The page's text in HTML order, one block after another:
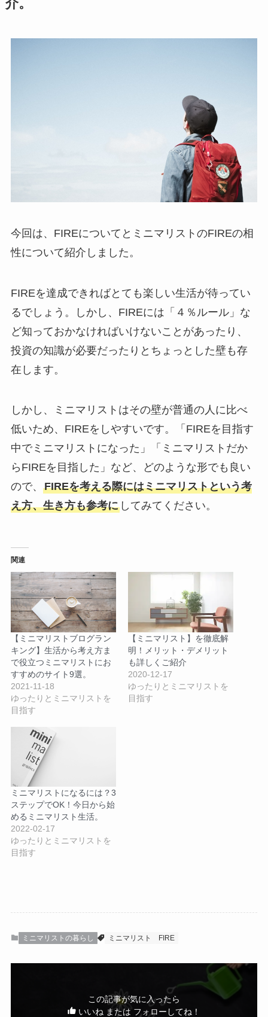
介。
今回は、FIREについてとミニマリストのFIREの相
性について紹介しました。
FIREを達成できればとても楽しい生活が待ってい
るでしょう。しかし、FIREには「４％ルール」な
ど知っておかなければいけないことがあったり、
投資の知識が必要だったりとちょっとした壁も存
在します。
しかし、ミニマリストはその壁が普通の人に比べ
低いため、FIREをしやすいです。「FIREを目指す
中でミニマリストになった」「ミニマリストだか
らFIREを目指した」など、どのような形でも良い
ので、 FIREを考える際にはミニマリストという考
え方、生き方も参考にしてみてください。
関連
【ミニマリストブログラン
キング】生活から考え方ま
で役立つミニマリストにお
すすめのサイト9選。
2021-11-18
ゆったりとミニマリストを
目指す
【ミニマリスト】を徹底解
明！メリット・デメリット
も詳しくご紹介
2020-12-17
ゆったりとミニマリストを
目指す
ミニマリストになるには？3
ステップでOK！今日から始
めるミニマリスト生活。
2022-02-17
ゆったりとミニマリストを
目指す
ミニマリストの暮らし ミニマリスト FIRE
この記事が気に入ったら
いいね または フォローしてね！